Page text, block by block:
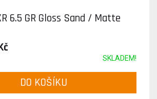
6.5 GR Gloss Sand / Matte
SKLADEM!
DO KOŠÍKU